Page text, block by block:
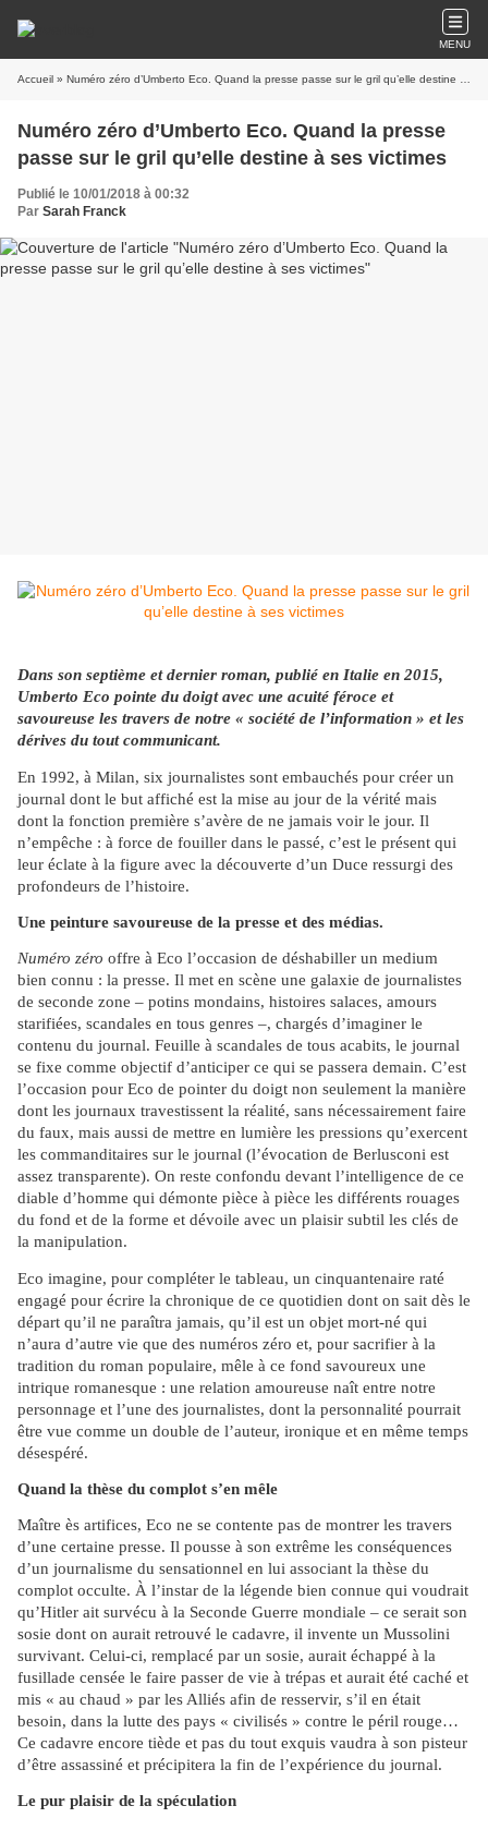
MENU
Accueil » Numéro zéro d’Umberto Eco. Quand la presse passe sur le gril qu’elle destine à ses victimes
Numéro zéro d’Umberto Eco. Quand la presse
passe sur le gril qu’elle destine à ses victimes
Publié le 10/01/2018 à 00:32
Par Sarah Franck
Dans son septième et dernier roman, publié en Italie en 2015,
Umberto Eco pointe du doigt avec une acuité féroce et
savoureuse les travers de notre « société de l’information » et les
dérives du tout communicant.
En 1992, à Milan, six journalistes sont embauchés pour créer un
journal dont le but affiché est la mise au jour de la vérité mais
dont la fonction première s’avère de ne jamais voir le jour. Il
n’empêche : à force de fouiller dans le passé, c’est le présent qui
leur éclate à la figure avec la découverte d’un Duce ressurgi des
profondeurs de l’histoire.
Une peinture savoureuse de la presse et des médias.
Numéro zéro offre à Eco l’occasion de déshabiller un medium
bien connu : la presse. Il met en scène une galaxie de journalistes
de seconde zone – potins mondains, histoires salaces, amours
starifiées, scandales en tous genres –, chargés d’imaginer le
contenu du journal. Feuille à scandales de tous acabits, le journal
se fixe comme objectif d’anticiper ce qui se passera demain. C’est
l’occasion pour Eco de pointer du doigt non seulement la manière
dont les journaux travestissent la réalité, sans nécessairement faire
du faux, mais aussi de mettre en lumière les pressions qu’exercent
les commanditaires sur le journal (l’évocation de Berlusconi est
assez transparente). On reste confondu devant l’intelligence de ce
diable d’homme qui démonte pièce à pièce les différents rouages
du fond et de la forme et dévoile avec un plaisir subtil les clés de
la manipulation.
Eco imagine, pour compléter le tableau, un cinquantenaire raté
engagé pour écrire la chronique de ce quotidien dont on sait dès le
départ qu’il ne paraîtra jamais, qu’il est un objet mort-né qui
n’aura d’autre vie que des numéros zéro et, pour sacrifier à la
tradition du roman populaire, mêle à ce fond savoureux une
intrique romanesque : une relation amoureuse naît entre notre
personnage et l’une des journalistes, dont la personnalité pourrait
être vue comme un double de l’auteur, ironique et en même temps
désespéré.
Quand la thèse du complot s’en mêle
Maître ès artifices, Eco ne se contente pas de montrer les travers
d’une certaine presse. Il pousse à son extrême les conséquences
d’un journalisme du sensationnel en lui associant la thèse du
complot occulte. À l’instar de la légende bien connue qui voudrait
qu’Hitler ait survécu à la Seconde Guerre mondiale – ce serait son
sosie dont on aurait retrouvé le cadavre, il invente un Mussolini
survivant. Celui-ci, remplacé par un sosie, aurait échappé à la
fusillade censée le faire passer de vie à trépas et aurait été caché et
mis « au chaud » par les Alliés afin de resservir, s’il en était
besoin, dans la lutte des pays « civilisés » contre le péril rouge…
Ce cadavre encore tiède et pas du tout exquis vaudra à son pisteur
d’être assassiné et précipitera la fin de l’expérience du journal.
Le pur plaisir de la spéculation